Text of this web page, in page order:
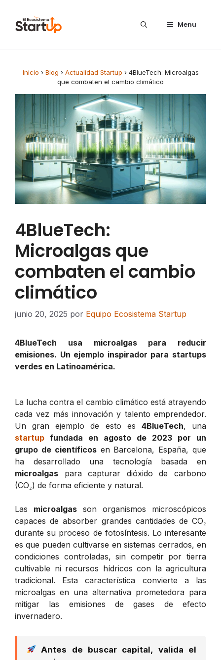
Menu
Inicio › Blog › Actualidad Startup › 4BlueTech: Microalgas
que combaten el cambio climático
4BlueTech:
Microalgas que
combaten el cambio
climático
junio 20, 2025 por Equipo Ecosistema Startup
4BlueTech usa microalgas para reducir
emisiones. Un ejemplo inspirador para startups
verdes en Latinoamérica.
La lucha contra el cambio climático está atrayendo
cada vez más innovación y talento emprendedor.
Un gran ejemplo de esto es 4BlueTech, una
startup fundada en agosto de 2023 por un
grupo de científicosen Barcelona, España, que
ha desarrollado una tecnología basada en
microalgas para capturar dióxido de carbono
(CO₂) de forma eficiente y natural.
Las microalgas son organismos microscópicos
capaces de absorber grandes cantidades de CO₂
durante su proceso de fotosíntesis. Lo interesante
es que pueden cultivarse en sistemas cerrados, en
condiciones controladas, sin competir por tierra
cultivable ni recursos hídricos con la agricultura
tradicional. Esta característica convierte a las
microalgas en una alternativa prometedora para
mitigar las emisiones de gases de efecto
invernadero.
Antes de buscar capital, valida el